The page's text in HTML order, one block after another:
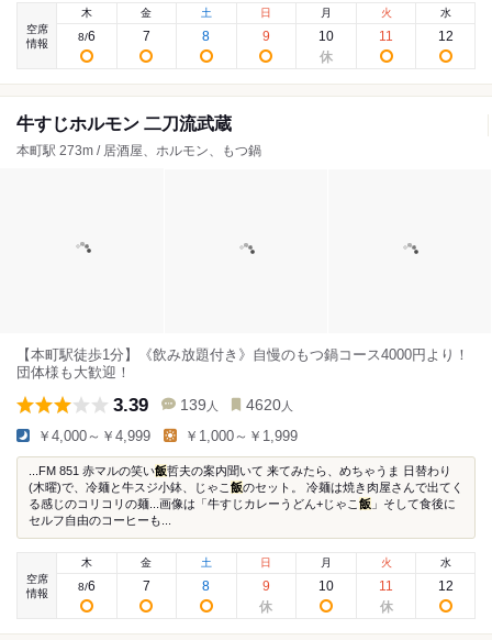
空席
情報
木
8/6
金
7
土
8
日
9
月
10
火
11
水
12
牛すじホルモン 二刀流武蔵
本町駅 273m / 居酒屋、ホルモン、もつ鍋
【本町駅徒歩1分】《飲み放題付き》自慢のもつ鍋コース4000円より！
団体様も大歓迎！
3.39 139 人 4620 人
￥4,000～￥4,999 ￥1,000～￥1,999
...FM 851 赤マルの笑い飯哲夫の案内聞いて 来てみたら、めちゃうま 日替わり
(木曜)で、冷麺と牛スジ小鉢、じゃこ 飯のセット。 冷麺は焼き肉屋さんで出てく
る感じのコリコリの麺...画像は「牛すじカレーうどん+じゃこ 飯 」そして食後に
セルフ自由のコーヒーも...
空席
情報
木
8/6
金
7
土
8
日
9
月
10
火
11
水
12